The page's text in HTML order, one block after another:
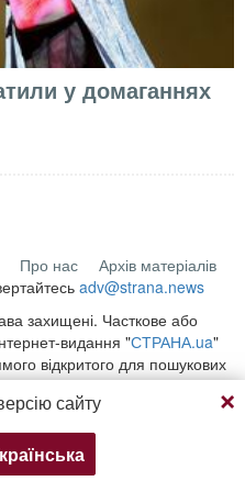
у домаганнях
Про нас
Архів матеріалів
adv@strana.news
захищені. Часткове або
видання "СТРАНА.ua"
відкритого для пошукових
адресу матеріалу на
чи відтворення
на «Інтерфакс-Україна»,
сайту